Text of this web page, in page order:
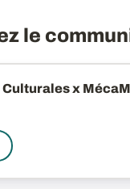
le
Culturales x